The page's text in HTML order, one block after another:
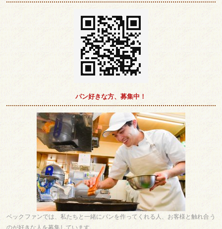
パン好きな方、募集中！
ベックファンでは、私たちと一緒にパンを作ってくれる人、お客様と触れ合う
のが好きな人を募集しています。